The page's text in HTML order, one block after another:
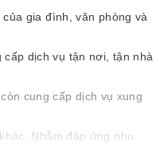
gia đình, văn phòng và
cấp dịch vụ tận nơi, tận nhà
cung cấp dịch vụ xung
Nhằm đáp ứng nhu